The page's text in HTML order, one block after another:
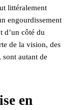
littéralement
engourdissement
d’un côté du
de la vision, des
sont autant de
en